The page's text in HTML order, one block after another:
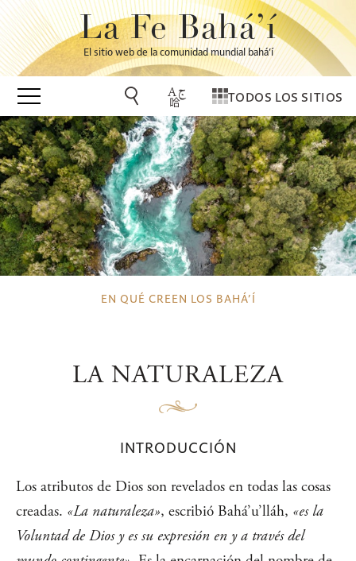
La Fe Bahá’í
El sitio web de la comunidad mundial bahá’í
TODOS LOS SITIOS
EN QUÉ CREEN LOS BAHÁ’Í
LA NATURALEZA
INTRODUCCIÓN
Los atributos de Dios son revelados en todas las cosas
creadas. «La naturaleza», escribió Bahá’u’lláh, «es la
Voluntad de Dios y es su expresión en y a través del